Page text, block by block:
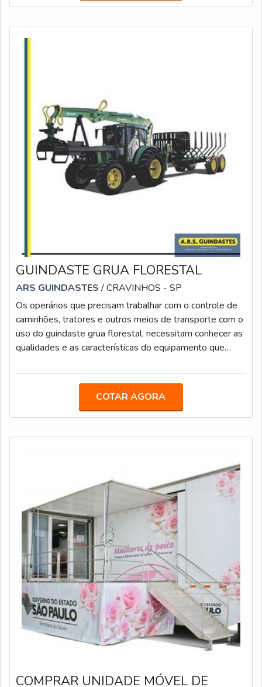
de reunião e copa para uso dos servidores.PRINCIPAIS
GUINDASTE GRUA FLORESTAL
ARS GUINDASTES/ CRAVINHOS - SP
Os operários que precisam trabalhar com o controle de
caminhões, tratores e outros meios de transporte com o
uso do guindaste grua florestal, necessitam conhecer as
qualidades e as características do equipamento que
de obras que necessitem de elevação e movimentação
de papéis e lenhas para criação de fogo em caldeiras.As
características do guindaste estão descritas abaixo e
COTAR AGORA
COMPRAR UNIDADE MÓVEL DE